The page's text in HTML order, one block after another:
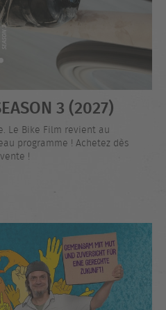
3 (2027)
Le Bike Film revient au
programme ! Achetez dès
!